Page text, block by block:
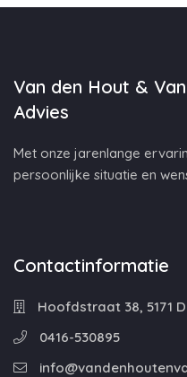
Van den Hout &
Advies
Met onze jarenlange
persoonlijke situatie en
Contactinformatie
Hoofdstraat 38, 5171
0416-530895